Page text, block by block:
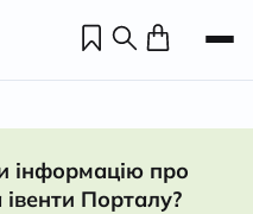
інформацію про
Порталу?